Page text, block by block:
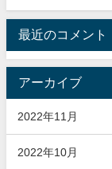
最近のコメント
アーカイブ
2022年11月
2022年10月